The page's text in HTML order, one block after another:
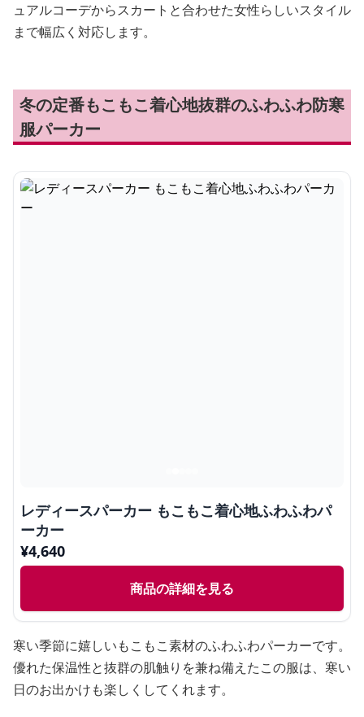
ュアルコーデからスカートと合わせた女性らしいスタイル
まで幅広く対応します。
冬の定番もこもこ着心地抜群のふわふわ防寒
服パーカー
レディースパーカー もこもこ着心地ふわふわパ
ーカー
¥4,640
商品の詳細を見る
寒い季節に嬉しいもこもこ素材のふわふわパーカーです。
優れた保温性と抜群の肌触りを兼ね備えたこの服は、寒い
日のお出かけも楽しくしてくれます。